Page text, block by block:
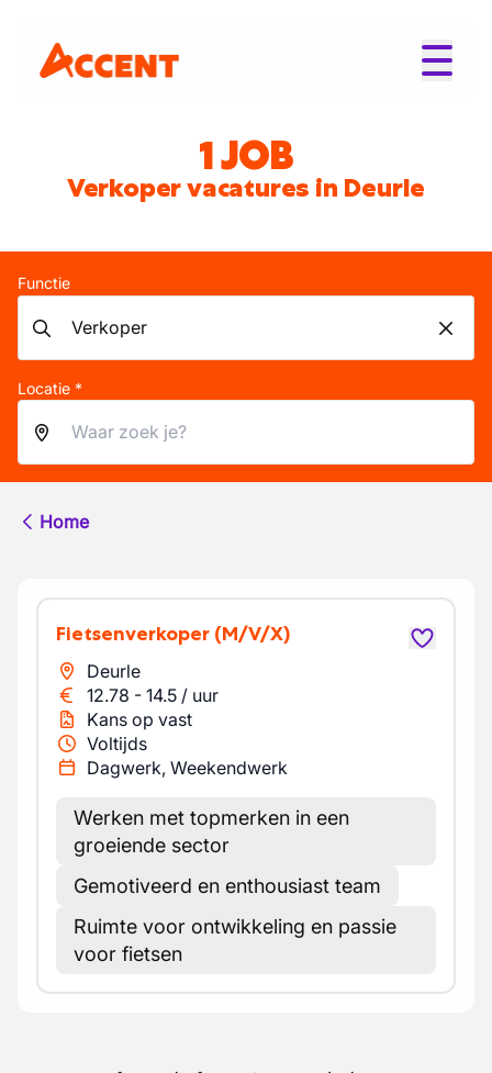
1 JOB
Verkoper vacatures in Deurle
Functie
Locatie *
Home
Fietsenverkoper (M/V/X)
Deurle
12.78 - 14.5 / uur
Kans op vast
Voltijds
Dagwerk, Weekendwerk
Werken met topmerken in een
groeiende sector
Gemotiveerd en enthousiast team
Ruimte voor ontwikkeling en passie
voor fietsen